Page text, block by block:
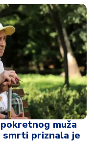
muža
smrti priznala je